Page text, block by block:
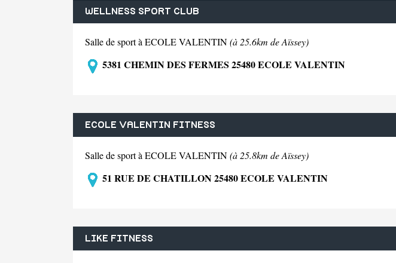
WELLNESS SPORT CLUB
Salle de sport à ECOLE VALENTIN(à 25.6km de Aïssey)
5381 CHEMIN DES FERMES 25480 ECOLE VALENTIN
ECOLE VALENTIN FITNESS
Salle de sport à ECOLE VALENTIN(à 25.8km de Aïssey)
51 RUE DE CHATILLON 25480 ECOLE VALENTIN
LIKE FITNESS